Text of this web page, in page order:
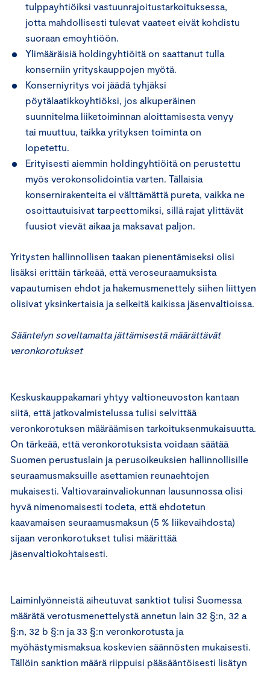
tulppayhtiöiksi vastuunrajoitustarkoituksessa,
jotta mahdollisesti tulevat vaateet eivät kohdistu
suoraan emoyhtiöön.
Ylimääräisiä holdingyhtiöitä on saattanut tulla
konserniin yrityskauppojen myötä.
Konserniyritys voi jäädä tyhjäksi
pöytälaatikkoyhtiöksi, jos alkuperäinen
suunnitelma liiketoiminnan aloittamisesta venyy
tai muuttuu, taikka yrityksen toiminta on
lopetettu.
Erityisesti aiemmin holdingyhtiöitä on perustettu
myös verokonsolidointia varten. Tällaisia
konsernirakenteita ei välttämättä pureta, vaikka ne
osoittautuisivat tarpeettomiksi, sillä rajat ylittävät
fuusiot vievät aikaa ja maksavat paljon.
Yritysten hallinnollisen taakan pienentämiseksi olisi
lisäksi erittäin tärkeää, että veroseuraamuksista
vapautumisen ehdot ja hakemusmenettely siihen liittyen
olisivat yksinkertaisia ja selkeitä kaikissa jäsenvaltioissa.
Sääntelyn soveltamatta jättämisestä määrättävät
veronkorotukset
Keskuskauppakamari yhtyy valtioneuvoston kantaan
siitä, että jatkovalmistelussa tulisi selvittää
veronkorotuksen määräämisen tarkoituksenmukaisuutta.
On tärkeää, että veronkorotuksista voidaan säätää
Suomen perustuslain ja perusoikeuksien hallinnollisille
seuraamusmaksuille asettamien reunaehtojen
mukaisesti. Valtiovarainvaliokunnan lausunnossa olisi
hyvä nimenomaisesti todeta, että ehdotetun
kaavamaisen seuraamusmaksun (5 % liikevaihdosta)
sijaan veronkorotukset tulisi määrittää
jäsenvaltiokohtaisesti.
Laiminlyönneistä aiheutuvat sanktiot tulisi Suomessa
määrätä verotusmenettelystä annetun lain 32 §:n, 32 a
§:n, 32 b §:n ja 33 §:n veronkorotusta ja
myöhästymismaksua koskevien säännösten mukaisesti.
Tällöin sanktion määrä riippuisi pääsääntöisesti lisätyn